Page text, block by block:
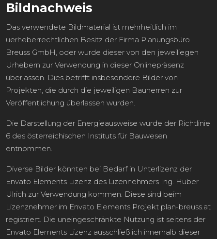
Bildnachweis
Das verwendete Bildmaterial ist mehrheitlich im
uerheberrechtlichen Besitz der Firma Planungsbüro
Breuss GmbH, oder wurde dieser von den jeweiliegen
Urhebern zur Verwendung in dieser Onlinepräsenz
überlassen. Dies betrifft insbesondere Bilder von
Projekten, die durch die jeweiligen Bauherren zur
Veröffentlichung überlassen wurden.
Die Darstellung der Energieausweise wurde der Richtlinie
6 des österreichischen Instituts für Bauwesen
entnommen.
Diverse Bilder könnten bei Bedarf in Unterlizenz der
Envato Elements Lizenz des Lizennehmers Ing. Huber
Ulrich zur Verwendung kommen. Diese sind beim
Lizenznehmer im Envato Elements Projekt plan-breuss.at
registriert. Die uneingeschränkte Nutzung ist seitens der
Envato Elements Lizenz ausschließlich innerhalb dieser